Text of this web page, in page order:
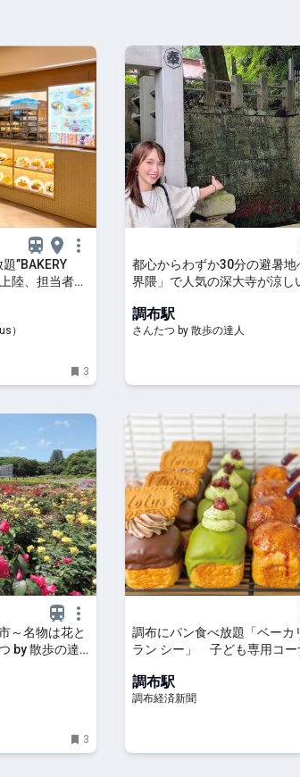
”BAKERY
陸、担当者に
ス
）
3
都心からわずか30分の避暑地
界隈」で人気の深大寺が涼し
調布駅
さんたつ by 散歩の達人
～名物は花と
by 散歩の達
3
調布にパン食べ放題「ベーカ
ラン シー」 子ども専用コー
調布駅
調布経済新聞